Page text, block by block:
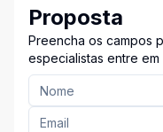
Proposta
Preencha os campos
especialistas entre em